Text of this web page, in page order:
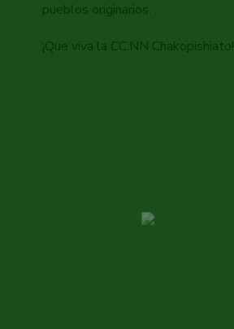
pueblos originarios.
¡Que viva la CC.NN Chakopishiato!